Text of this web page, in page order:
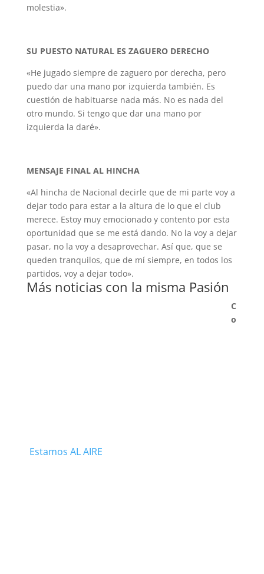
molestia».
SU PUESTO NATURAL ES ZAGUERO DERECHO
«He jugado siempre de zaguero por derecha, pero
puedo dar una mano por izquierda también. Es
cuestión de habituarse nada más. No es nada del
otro mundo. Si tengo que dar una mano por
izquierda la daré».
MENSAJE FINAL AL HINCHA
«Al hincha de Nacional decirle que de mi parte voy a
dejar todo para estar a la altura de lo que el club
merece. Estoy muy emocionado y contento por esta
oportunidad que se me está dando. No la voy a dejar
pasar, no la voy a desaprovechar. Así que, que se
queden tranquilos, que de mí siempre, en todos los
partidos, voy a dejar todo».
Más noticias con la misma Pasión
Estamos AL AIRE
C
o